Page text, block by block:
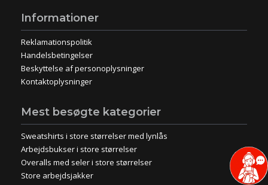
Informationer
Reklamationspolitik
Handelsbetingelser
Beskyttelse af personoplysninger
Kontaktoplysninger
Mest besøgte kategorier
Sweatshirts i store størrelser med lynlås
Arbejdsbukser i store størrelser
Overalls med seler i store størrelser
Store arbejdsjakker